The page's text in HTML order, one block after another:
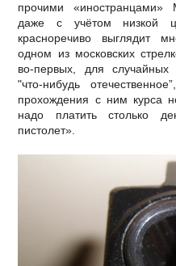
прочими «иностранцами»
даже с учётом низкой
красноречиво выглядит
одном из московских
во-первых, для случайных
"что-нибудь
прохождения с ним курса
надо платить столько
пистолет».